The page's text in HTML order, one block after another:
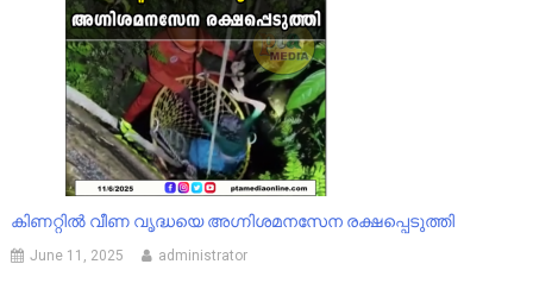
കിണറ്റിൽ വീണ വൃദ്ധയെ അഗ്നിശമനസേന രക്ഷപ്പെടുത്തി
June 11, 2025 administrator